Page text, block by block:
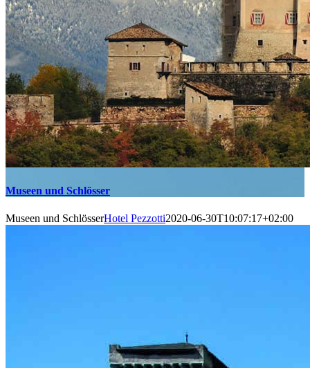
Museen und Schlösser
Museen und SchlösserHotel Pezzotti2020-06-30T10:07:17+02:00